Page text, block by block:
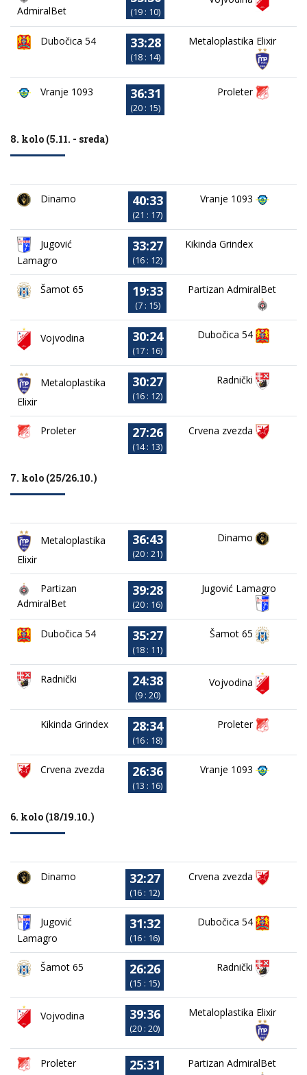
AdmiralBet
(19 : 10)
Dubočica 54 33:28
(18 : 14)
Metaloplastika Elixir
Vranje 1093 36:31
(20 : 15)
Proleter
8. kolo (5.11. - sreda)
Dinamo 40:33
(21 : 17)
Vranje 1093
Jugović
Lamagro
33:27
(16 : 12)
Kikinda Grindex
Šamot 65 19:33
(7 : 15)
Partizan AdmiralBet
Vojvodina 30:24
(17 : 16)
Dubočica 54
Metaloplastika
Elixir
30:27
(16 : 12)
Radnički
Proleter 27:26
(14 : 13)
Crvena zvezda
7. kolo (25/26.10.)
Metaloplastika
Elixir
36:43
(20 : 21)
Dinamo
Partizan
AdmiralBet
39:28
(20 : 16)
Jugović Lamagro
Dubočica 54 35:27
(18 : 11)
Šamot 65
Radnički 24:38
(9 : 20)
Vojvodina
Kikinda Grindex 28:34
(16 : 18)
Proleter
Crvena zvezda 26:36
(13 : 16)
Vranje 1093
6. kolo (18/19.10.)
Dinamo 32:27
(16 : 12)
Crvena zvezda
Jugović
Lamagro
31:32
(16 : 16)
Dubočica 54
Šamot 65 26:26
(15 : 15)
Radnički
Vojvodina 39:36
(20 : 20)
Metaloplastika Elixir
Proleter 25:31 Partizan AdmiralBet